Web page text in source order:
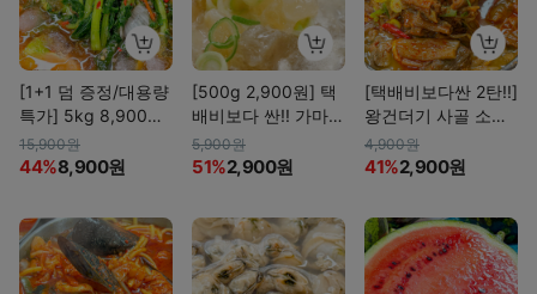
[1+1 덤 증정/대용량
특가] 5kg 8,900
원!! 햇 여린 아삭이
홍열무/백열무 물김
15,900원
44%8,900원
[500g 2,900원] 택
배비보다 싼!! 가마솥
사골 도가니탕 3종
5,900원
51%2,900원
[택배비보다싼 2탄!!]
왕건더기 사골 소고
기보신탕 외 3종(곱
창,닭고기,소고기)
4,900원
41%2,900원